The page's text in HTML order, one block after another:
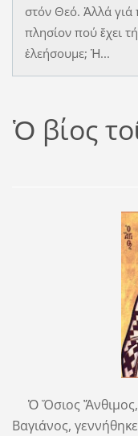
στόν Θεό. Ἀλλά γιά
πλησίον πού ἔχει
ἐλεήσουμε; Ἡ...
Ὁ βίος
Ὁ Ὅσιος Ἄνθιμος,
Βαγιάνος,